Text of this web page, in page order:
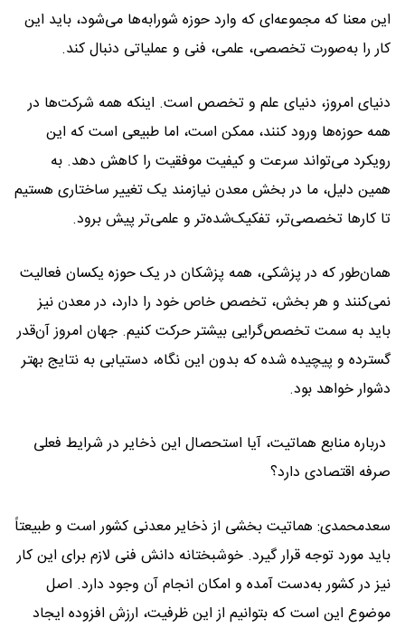
این معنا که مجموعه‌ای که وارد حوزه شورابه‌ها می‌شود، باید این
کار را به‌صورت تخصصی، علمی، فنی و عملیاتی دنبال کند.
دنیای امروز، دنیای علم و تخصص است. اینکه همه شرکت‌ها در
همه حوزه‌ها ورود کنند، ممکن است، اما طبیعی است که این
رویکرد می‌تواند سرعت و کیفیت موفقیت را کاهش دهد. به
همین دلیل، ما در بخش معدن نیازمند یک تغییر ساختاری هستیم
تا کارها تخصصی‌تر، تفکیک‌شده‌تر و علمی‌تر پیش برود.
همان‌طور که در پزشکی، همه پزشکان در یک حوزه یکسان فعالیت
نمی‌کنند و هر بخش، تخصص خاص خود را دارد، در معدن نیز
باید به سمت تخصص‌گرایی بیشتر حرکت کنیم. جهان امروز آن‌قدر
گسترده و پیچیده شده که بدون این نگاه، دستیابی به نتایج بهتر
دشوار خواهد بود.
درباره منابع هماتیت، آیا استحصال این ذخایر در شرایط فعلی
صرفه اقتصادی دارد؟
سعدمحمدی: هماتیت بخشی از ذخایر معدنی کشور است و طبیعتاً
باید مورد توجه قرار گیرد. خوشبختانه دانش فنی لازم برای این کار
نیز در کشور به‌دست آمده و امکان انجام آن وجود دارد. اصل
موضوع این است که بتوانیم از این ظرفیت، ارزش افزوده ایجاد